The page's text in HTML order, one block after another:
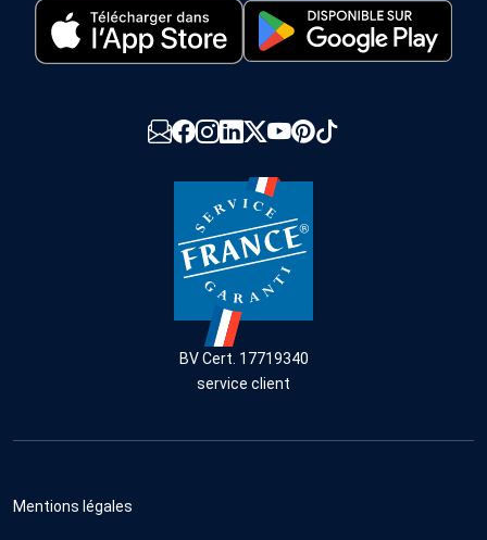
BV Cert. 17719340
service client
Mentions légales